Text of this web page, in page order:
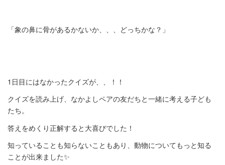
「象の鼻に骨があるかないか、、、どっちかな？」
1日目にはなかったクイズが、、！！
クイズを読み上げ、なかよしペアの友だちと一緒に考える子ども
たち。
答えをめくり正解すると大喜びでした！
知っていることも知らないこともあり、動物についてもっと知る
ことが出来ました✨